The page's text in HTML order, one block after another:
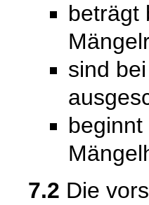
beträgt
sind
7.2 Die